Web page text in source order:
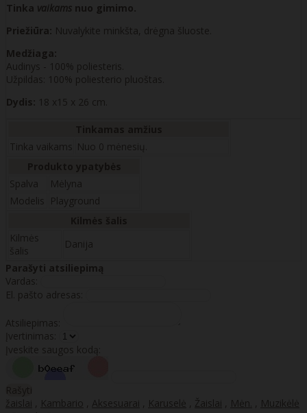
Tinka vaikams nuo gimimo.
Priežiūra: Nuvalykite minkšta, drėgna šluoste.
Medžiaga:
Audinys - 100% poliesteris.
Užpildas: 100% poliesterio pluoštas.
Dydis: 18 x15 x 26 cm.
Tinka vaikams Nuo 0 mėnesių.
Spalva
Mėlyna
Modelis Playground
Kilmės
šalis
Danija
Parašyti atsiliepimą
Vardas:
El. pašto adresas:
Atsiliepimas:
Įvertinimas:
Įveskite saugos kodą:
Rašyti
žaislai , Kambario , Aksesuarai , Karuselė , Žaislai , Mėn. , Muzikėlė